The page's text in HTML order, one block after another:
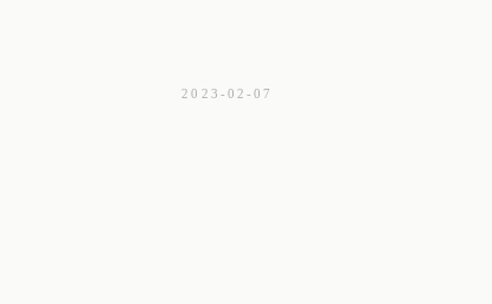
2023-02-07